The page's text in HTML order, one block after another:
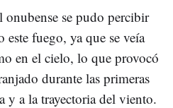
onubense se pudo percibir
fuego, ya que se veía
en el cielo, lo que provocó
durante las primeras
y a la trayectoria del viento.